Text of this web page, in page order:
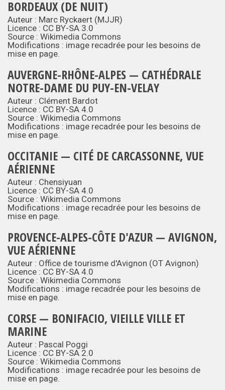
BORDEAUX (DE NUIT)
Auteur : Marc Ryckaert (MJJR)
Licence : CC BY-SA 3.0
Source : Wikimedia Commons
Modifications : image recadrée pour les besoins de
mise en page.
AUVERGNE-RHÔNE-ALPES — CATHÉDRALE
NOTRE-DAME DU PUY-EN-VELAY
Auteur : Clément Bardot
Licence : CC BY-SA 4.0
Source : Wikimedia Commons
Modifications : image recadrée pour les besoins de
mise en page.
OCCITANIE — CITÉ DE CARCASSONNE, VUE
AÉRIENNE
Auteur : Chensiyuan
Licence : CC BY-SA 4.0
Source : Wikimedia Commons
Modifications : image recadrée pour les besoins de
mise en page.
PROVENCE-ALPES-CÔTE D'AZUR — AVIGNON,
VUE AÉRIENNE
Auteur : Office de tourisme d'Avignon (OT Avignon)
Licence : CC BY-SA 4.0
Source : Wikimedia Commons
Modifications : image recadrée pour les besoins de
mise en page.
CORSE — BONIFACIO, VIEILLE VILLE ET
MARINE
Auteur : Pascal Poggi
Licence : CC BY-SA 2.0
Source : Wikimedia Commons
Modifications : image recadrée pour les besoins de
mise en page.